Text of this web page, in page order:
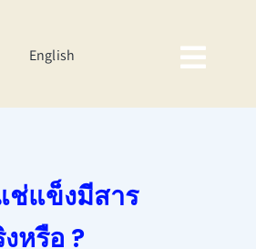
English
แข็งมีสาร
หรือ ?